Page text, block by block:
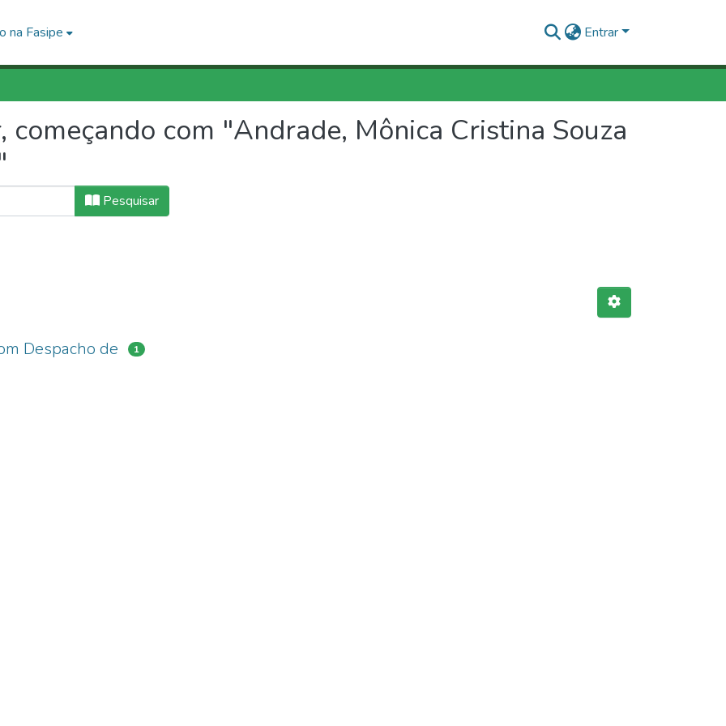
na Fasipe Entrar
com "Andrade, Mônica Cristina Souza
Pesquisar
Despacho de 1